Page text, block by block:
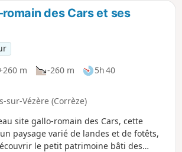
des Cars et ses
m -260 m
5h 40
sur-Vézère (Corrèze)
site gallo-romain des Cars, cette
paysage varié de landes et de fotêts,
le petit patrimoine bâti des